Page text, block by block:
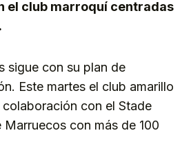
el club marroquí centradas
sigue con su plan de
Este martes el club amarillo
con el Stade
con más de 100